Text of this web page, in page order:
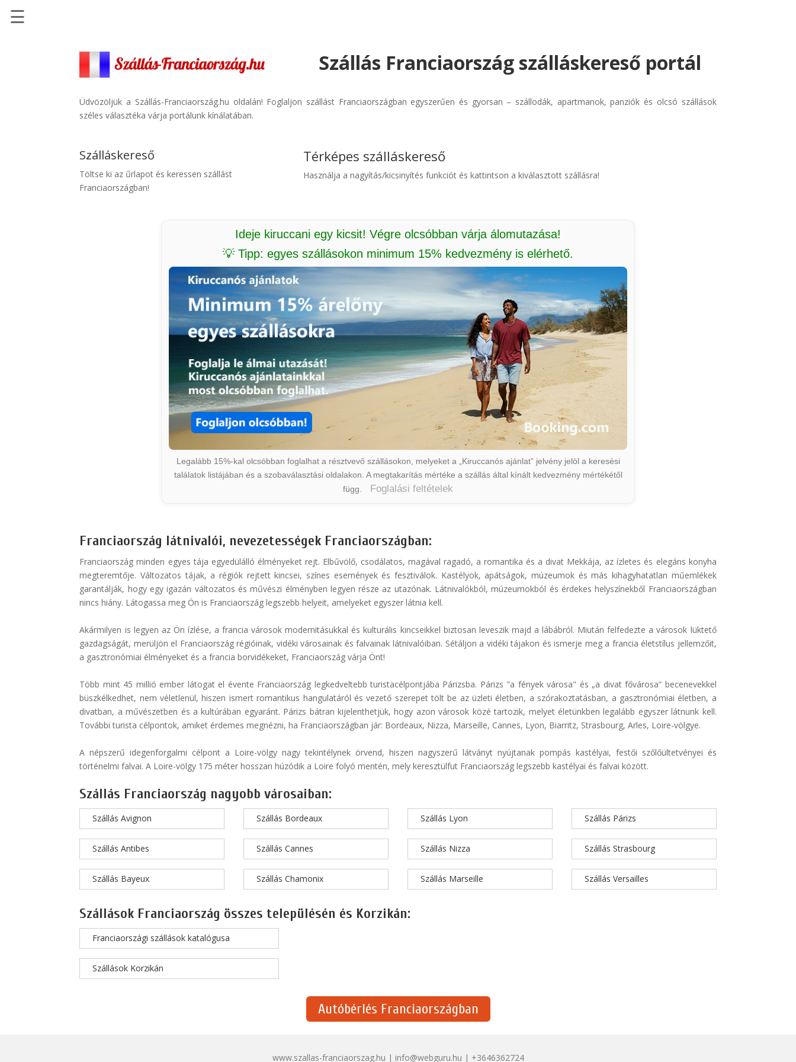
Szállásinfo.eu
Repülőjegy
Autóbérlés
☰
Szállás Franciaország szálláskereső portál
Üdvözöljük a Szállás-Franciaország.hu oldalán! Foglaljon szállást Franciaországban egyszerűen és gyorsan – szállodák, apartmanok, panziók és olcsó szállások
széles választéka várja portálunk kínálatában.
Szálláskereső
Töltse ki az űrlapot és keressen szállást
Franciaországban!
Térképes szálláskereső
Használja a nagyítás/kicsinyítés funkciót és kattintson a kiválasztott szállásra!
Ideje kiruccani egy kicsit! Végre olcsóbban várja álomutazása!
💡 Tipp: egyes szállásokon minimum 15% kedvezmény is elérhető.
Legalább 15%-kal olcsóbban foglalhat a résztvevő szállásokon, melyeket a „Kiruccanós ajánlat” jelvény jelöl a keresési
találatok listájában és a szobaválasztási oldalakon. A megtakarítás mértéke a szállás által kínált kedvezmény mértékétől
függ.
Foglalási feltételek
Franciaország látnivalói, nevezetességek Franciaországban:
Franciaország minden egyes tája egyedülálló élményeket rejt. Elbűvölő, csodálatos, magával ragadó, a romantika és a divat Mekkája, az ízletes és elegáns konyha
megteremtője. Változatos tájak, a régiók rejtett kincsei, színes események és fesztiválok. Kastélyok, apátságok, múzeumok és más kihagyhatatlan műemlékek
garantálják, hogy egy igazán változatos és művészi élményben legyen része az utazónak. Látnivalókból, múzeumokból és érdekes helyszínekből Franciaországban
nincs hiány. Látogassa meg Ön is Franciaország legszebb helyeit, amelyeket egyszer látnia kell.
Akármilyen is legyen az Ön ízlése, a francia városok modernitásukkal és kulturális kincseikkel biztosan leveszik majd a lábábról. Miután felfedezte a városok lüktető
gazdagságát, merüljön el Franciaország régióinak, vidéki városainak és falvainak látnivalóiban. Sétáljon a vidéki tájakon és ismerje meg a francia életstílus jellemzőit,
a gasztronómiai élményeket és a francia borvidékeket, Franciaország várja Önt!
Több mint 45 millió ember látogat el évente Franciaország legkedveltebb turistacélpontjába Párizsba. Párizs "a fények városa" és „a divat fővárosa” becenevekkel
büszkélkedhet, nem véletlenül, hiszen ismert romantikus hangulatáról és vezető szerepet tölt be az üzleti életben, a szórakoztatásban, a gasztronómiai életben, a
divatban, a művészetben és a kultúrában egyaránt. Párizs bátran kijelenthetjük, hogy azon városok közé tartozik, melyet életünkben legalább egyszer látnunk kell.
További turista célpontok, amiket érdemes megnézni, ha Franciaországban jár: Bordeaux, Nizza, Marseille, Cannes, Lyon, Biarritz, Strasbourg, Arles, Loire-völgye.
A népszerű idegenforgalmi célpont a Loire-völgy nagy tekintélynek örvend, hiszen nagyszerű látványt nyújtanak pompás kastélyai, festői szőlőültetvényei és
történelmi falvai. A Loire-völgy 175 méter hosszan húzódik a Loire folyó mentén, mely keresztülfut Franciaország legszebb kastélyai és falvai között.
Szállás Franciaország nagyobb városaiban:
Szállás Avignon
Szállás Antibes
Szállás Bayeux
Szállás Bordeaux
Szállás Cannes
Szállás Chamonix
Szállás Lyon
Szállás Nizza
Szállás Marseille
Szállás Párizs
Szállás Strasbourg
Szállás Versailles
Szállások Franciaország összes településén és Korzikán:
Franciaországi szállások katalógusa
Szállások Korzikán
Autóbérlés Franciaországban
www.szallas-franciaorszag.hu | info@webguru.hu | +3646362724